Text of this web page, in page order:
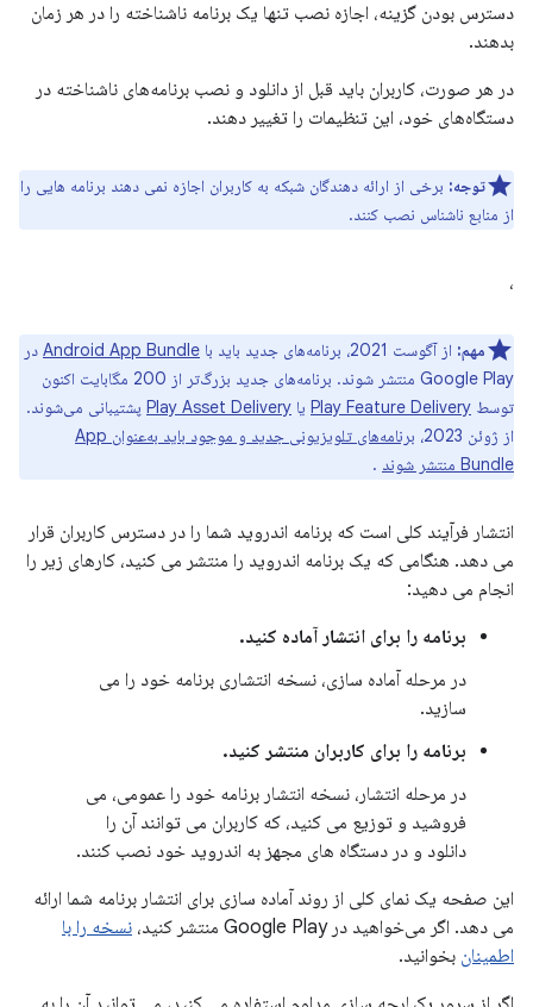
دسترس بودن گزینه، اجازه نصب تنها یک برنامه ناشناخته را در هر زمان
بدهند.
در هر صورت، کاربران باید قبل از دانلود و نصب برنامه‌های ناشناخته در
دستگاه‌های خود، این تنظیمات را تغییر دهند.
توجه: برخی از ارائه دهندگان شبکه به کاربران اجازه نمی دهند برنامه هایی را
از منابع ناشناس نصب کنند.
،
مهم: از آگوست 2021، برنامه‌های جدید باید با Android App Bundle در
Google Play منتشر شوند. برنامه‌های جدید بزرگ‌تر از 200 مگابایت اکنون
توسط Play Feature Delivery یا Play Asset Delivery پشتیبانی می‌شوند.
از ژوئن 2023،
برنامه‌های تلویزیونی جدید و موجود باید به‌عنوان App
Bundle منتشر شوند
.
انتشار فرآیند کلی است که برنامه اندروید شما را در دسترس کاربران قرار
می دهد. هنگامی که یک برنامه اندروید را منتشر می کنید، کارهای زیر را
انجام می دهید:
برنامه را برای انتشار آماده کنید.
در مرحله آماده سازی، نسخه انتشاری برنامه خود را می
سازید.
برنامه را برای کاربران منتشر کنید.
در مرحله انتشار، نسخه انتشار برنامه خود را عمومی، می
فروشید و توزیع می کنید، که کاربران می توانند آن را
دانلود و در دستگاه های مجهز به اندروید خود نصب کنند.
این صفحه یک نمای کلی از روند آماده سازی برای انتشار برنامه شما ارائه
می دهد. اگر می‌خواهید در Google Play منتشر کنید،
نسخه را با
اطمینان بخوانید.